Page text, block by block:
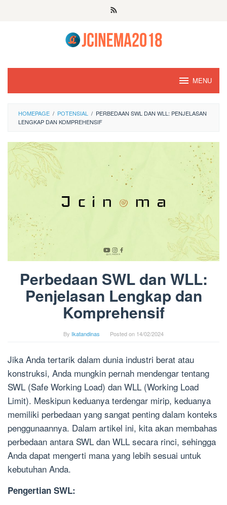
MENU
HOMEPAGE / POTENSIAL / PERBEDAAN SWL DAN WLL: PENJELASAN
LENGKAP DAN KOMPREHENSIF
Perbedaan SWL dan WLL:
Penjelasan Lengkap dan
Komprehensif
By Ikatandinas Posted on 14/02/2024
Jika Anda tertarik dalam dunia industri berat atau
konstruksi, Anda mungkin pernah mendengar tentang
SWL (Safe Working Load) dan WLL (Working Load
Limit). Meskipun keduanya terdengar mirip, keduanya
memiliki perbedaan yang sangat penting dalam konteks
penggunaannya. Dalam artikel ini, kita akan membahas
perbedaan antara SWL dan WLL secara rinci, sehingga
Anda dapat mengerti mana yang lebih sesuai untuk
kebutuhan Anda.
Pengertian SWL: